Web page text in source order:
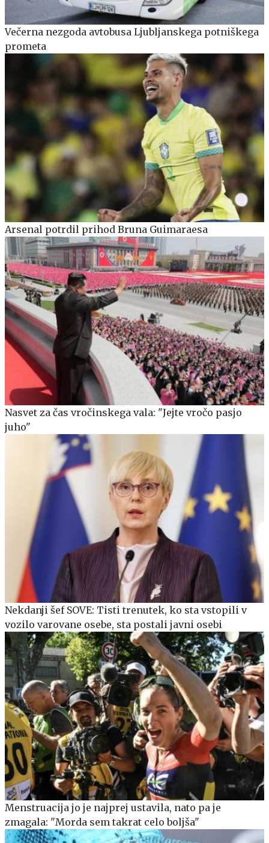
Večerna nezgoda avtobusa Ljubljanskega potniškega
prometa
Arsenal potrdil prihod Bruna Guimaraesa
Nasvet za čas vročinskega vala: "Jejte vročo pasjo
juho"
Nekdanji šef SOVE: Tisti trenutek, ko sta vstopili v
vozilo varovane osebe, sta postali javni osebi
Menstruacija jo je najprej ustavila, nato pa je
zmagala: "Morda sem takrat celo boljša"